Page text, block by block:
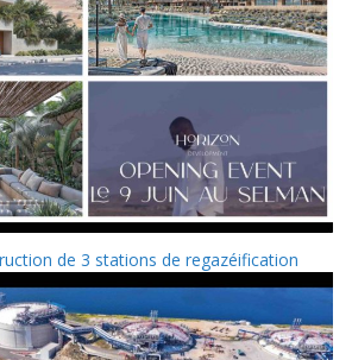
de 3 stations de regazéification